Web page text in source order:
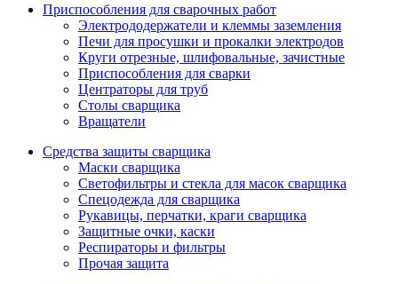
Приспособления для сварочных работ
Электрододержатели и клеммы заземления
Печи для просушки и прокалки электродов
Круги отрезные, шлифовальные, зачистные
Приспособления для сварки
Центраторы для труб
Столы сварщика
Вращатели
Средства защиты сварщика
Маски сварщика
Светофильтры и стекла для масок сварщика
Спецодежда для сварщика
Рукавицы, перчатки, краги сварщика
Защитные очки, каски
Респираторы и фильтры
Прочая защита